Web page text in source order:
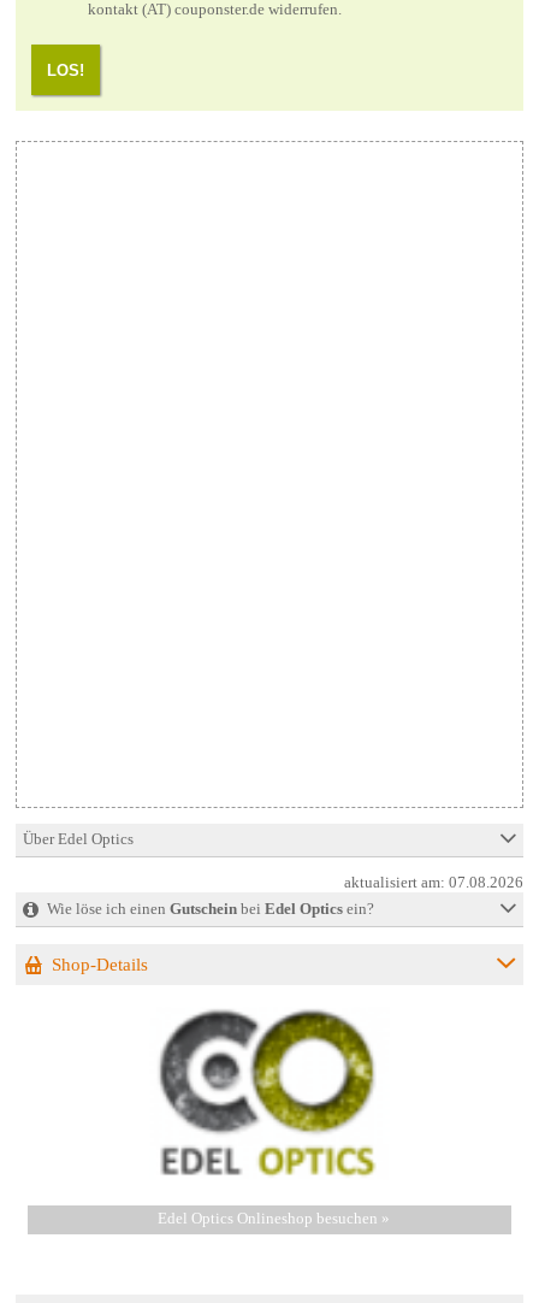
kontakt (AT) couponster.de widerrufen.
LOS!
Über Edel Optics
aktualisiert am:07.08.2026
Wie löse ich einen Gutscheinbei Edel Opticsein?
Shop-Details
Edel Optics Onlineshop besuchen »